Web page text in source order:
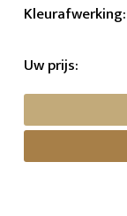
Kleurafwerking:
Uw prijs: